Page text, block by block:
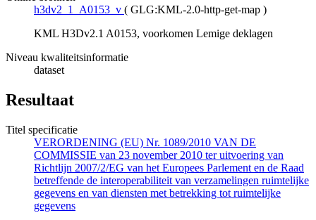
h3dv2_1_A0153_v ( GLG:KML-2.0-http-get-map )
KML H3Dv2.1 A0153, voorkomen Lemige deklagen
Niveau kwaliteitsinformatie
dataset
Resultaat
Titel specificatie
VERORDENING (EU) Nr. 1089/2010 VAN DE
COMMISSIE van 23 november 2010 ter uitvoering van
Richtlijn 2007/2/EG van het Europees Parlement en de Raad
betreffende de interoperabiliteit van verzamelingen ruimtelijke
gegevens en van diensten met betrekking tot ruimtelijke
gegevens